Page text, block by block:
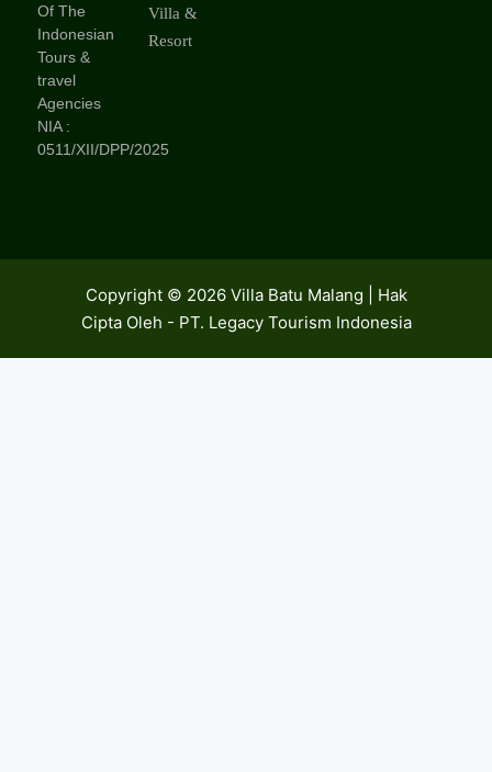
Of The
Indonesian
Tours &
travel
Agencies
NIA :
0511/XII/DPP/2025
Villa &
Resort
Copyright © 2026 Villa Batu Malang | Hak
Cipta Oleh - PT. Legacy Tourism Indonesia